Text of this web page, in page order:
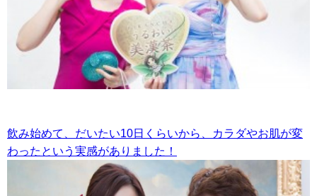
飲み始めて、だいたい10日くらいから、カラダやお肌が変
わったという実感がありました！